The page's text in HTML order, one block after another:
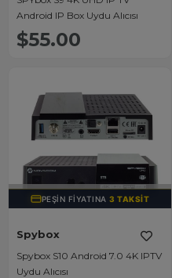
Android IP Box Uydu Alıcısı
$55.00
TÜKENDI
PEŞIN FIYATINA3 TAKSIT
Spybox
Spybox S10 Android 7.0 4K IPTV
Uydu Alıcısı